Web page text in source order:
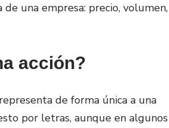
una empresa: precio, volumen,
acción?
de forma única a una
por letras, aunque en algunos